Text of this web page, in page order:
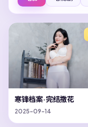
寒锋档案·完结撒花
2025-09-14